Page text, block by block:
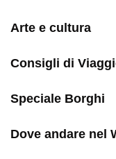
Arte e cultura
Consigli di
Speciale Borghi
Dove andare nel